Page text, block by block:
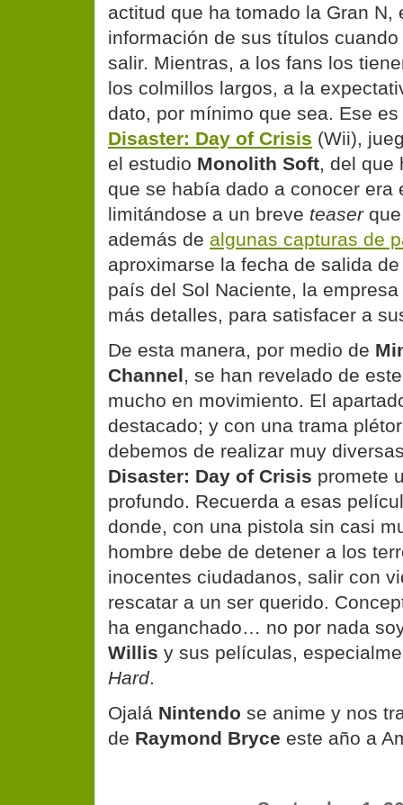
actitud que ha tomado la Gran N,
información de sus títulos
salir. Mientras, a los fans los
los colmillos largos, a la
dato, por mínimo que sea. Ese
Disaster: Day of Crisis (Wii),
el estudio Monolith Soft, del que
que se había dado a conocer era
limitándose a un breve teaserque
además de algunas capturas de
aproximarse la fecha de salida
país del Sol Naciente, la
más detalles, para satisfacer a
De esta manera, por medio de
Channel, se han revelado de
mucho en movimiento. El
destacado; y con una trama
debemos de realizar muy
Disaster: Day of Crisis promete
profundo. Recuerda a esas
donde, con una pistola sin casi
hombre debe de detener a los
inocentes ciudadanos, salir con
rescatar a un ser querido.
ha enganchado… no por nada
Willis y sus películas,
Hard.
Ojalá Nintendo se anime y nos
de Raymond Bryce este año a